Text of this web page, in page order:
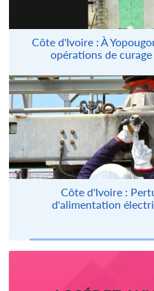
Côte d'Ivoire : À
opérations de
Côte d'Ivoire :
d'alimentation